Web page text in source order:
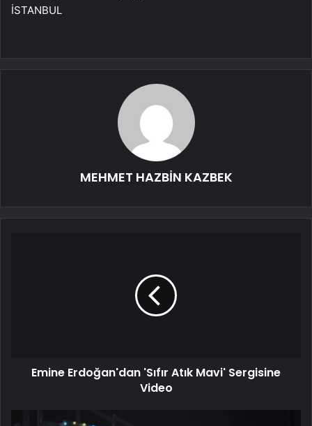
İSTANBUL
MEHMET HAZBİN KAZBEK
Emine Erdoğan'dan 'Sıfır Atık Mavi' Sergisine
Video